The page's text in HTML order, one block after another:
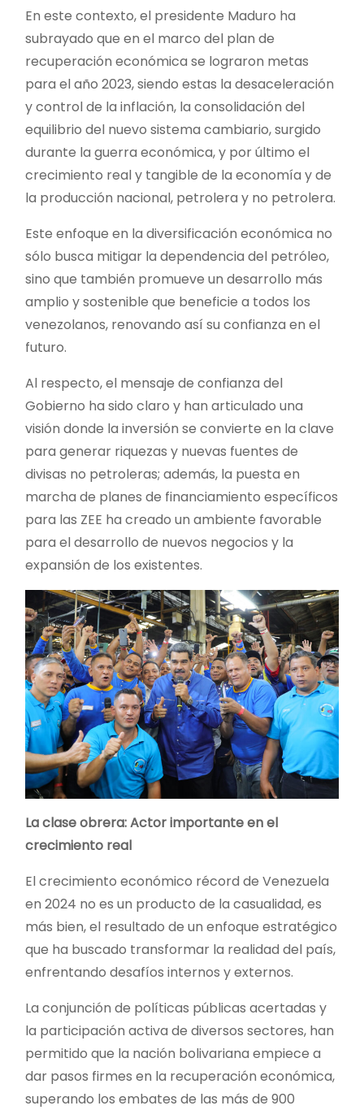
En este contexto, el presidente Maduro ha
subrayado que en el marco del plan de
recuperación económica se lograron metas
para el año 2023, siendo estas la desaceleración
y control de la inflación, la consolidación del
equilibrio del nuevo sistema cambiario, surgido
durante la guerra económica, y por último el
crecimiento real y tangible de la economía y de
la producción nacional, petrolera y no petrolera.
Este enfoque en la diversificación económica no
sólo busca mitigar la dependencia del petróleo,
sino que también promueve un desarrollo más
amplio y sostenible que beneficie a todos los
venezolanos, renovando así su confianza en el
futuro.
Al respecto, el mensaje de confianza del
Gobierno ha sido claro y han articulado una
visión donde la inversión se convierte en la clave
para generar riquezas y nuevas fuentes de
divisas no petroleras; además, la puesta en
marcha de planes de financiamiento específicos
para las ZEE ha creado un ambiente favorable
para el desarrollo de nuevos negocios y la
expansión de los existentes.
La clase obrera: Actor importante en el
crecimiento real
El crecimiento económico récord de Venezuela
en 2024 no es un producto de la casualidad, es
más bien, el resultado de un enfoque estratégico
que ha buscado transformar la realidad del país,
enfrentando desafíos internos y externos.
La conjunción de políticas públicas acertadas y
la participación activa de diversos sectores, han
permitido que la nación bolivariana empiece a
dar pasos firmes en la recuperación económica,
superando los embates de las más de 900